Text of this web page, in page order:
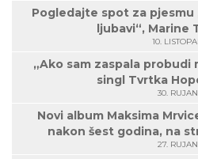
Pogledajte spot za
ljubavi“, Marine
10.
„Ako sam zaspala probudi
singl Tvrtka
30. RUJAN
Novi album Maksima
nakon šest godina, na
27. RUJAN